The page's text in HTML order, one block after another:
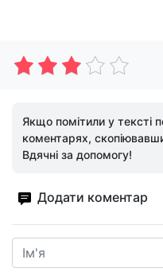
Якщо помітили у тексті
коментарях,
Вдячні за допомогу!
Додати коментар